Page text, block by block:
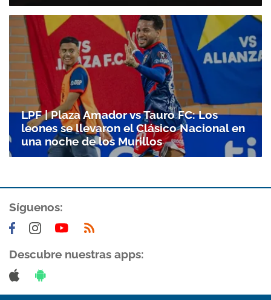
Gracias por suscribirte a nuestro boletín.
LPF | Plaza Amador vs Tauro FC: Los
leones se llevaron el Clásico Nacional en
una noche de los Murillos
Síguenos:
Descubre nuestras apps: